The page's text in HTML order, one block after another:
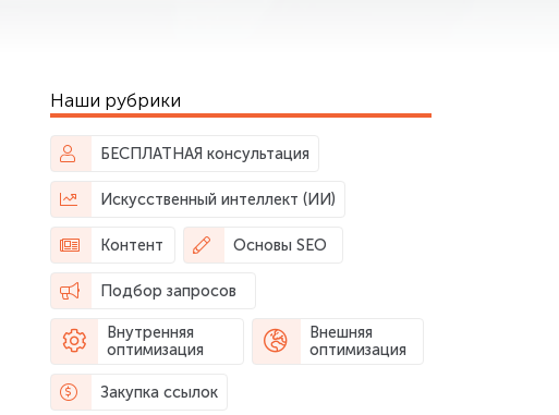
Наши рубрики
БЕСПЛАТНАЯ консультация
Основы SEO
Внутренняя
оптимизация
Подбор запросов
Контент
Внешняя
оптимизация
Закупка ссылок
Искусственный интеллект (ИИ)